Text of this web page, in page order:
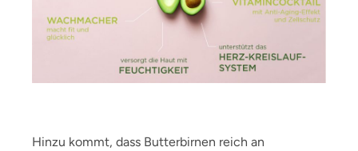
Hinzu kommt, dass Butterbirnen reich an